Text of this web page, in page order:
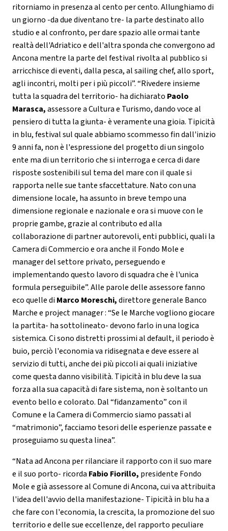
ritorniamo in presenza al cento per cento. Allunghiamo di
un giorno -da due diventano tre- la parte destinato allo
studio e al confronto, per dare spazio alle ormai tante
realtà dell'Adriatico e dell'altra sponda che convergono ad
Ancona mentre la parte del festival rivolta al pubblico si
arricchisce di eventi, dalla pesca, al sailing chef, allo sport,
agli incontri, molti per i più piccoli”. “Rivedere insieme
tutta la squadra del territorio- ha dichiarato Paolo
Marasca,assessore a Cultura e Turismo, dando voce al
pensiero di tutta la giunta- è veramente una gioia. Tipicità
in blu, festival sul quale abbiamo scommesso fin dall'inizio
9 anni fa, non è l'espressione del progetto di un singolo
ente ma di un territorio che si interroga e cerca di dare
risposte sostenibili sul tema del mare con il quale si
rapporta nelle sue tante sfaccettature. Nato con una
dimensione locale, ha assunto in breve tempo una
dimensione regionale e nazionale e ora si muove con le
proprie gambe, grazie al contributo ed alla
collaborazione di partner autorevoli, enti pubblici, quali la
Camera di Commercio e ora anche il Fondo Mole e
manager del settore privato, perseguendo e
implementando questo lavoro di squadra che è l'unica
formula perseguibile”. Alle parole delle assessore fanno
eco quelle diMarco Moreschi,direttore generale Banco
Marche e project manager : “Se le Marche vogliono giocare
la partita- ha sottolineato- devono farlo in una logica
sistemica. Ci sono distretti prossimi al default, il periodo è
buio, perciò l'economia va ridisegnata e deve essere al
servizio di tutti, anche dei più piccoli ai quali iniziative
come questa danno visibilità. Tipicità in blu deve la sua
forza alla sua capacità di fare sistema, non è soltanto un
evento bello e colorato. Dal “fidanzamento” con il
Comune e la Camera di Commercio siamo passati al
“matrimonio”, facciamo tesori delle esperienze passate e
proseguiamo su questa linea”.
“Nata ad Ancona per rilanciare il rapporto con il suo mare
e il suo porto- ricorda Fabio Fiorillo, presidente Fondo
Mole e già assessore al Comune di Ancona, cui va attribuita
l'idea dell'avvio della manifestazione- Tipicità in blu ha a
che fare con l'economia, la crescita, la promozione del suo
territorio e delle sue eccellenze, del rapporto peculiare